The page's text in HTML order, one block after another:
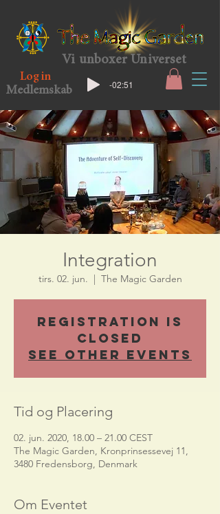
Vi unboxer Universet
Log in
Medlemskab
-02:51
Integration
tirs. 02. jun.
  |
The Magic Garden
Registration is
Closed
See other events
Tid og Placering
02. jun. 2020, 18.00 – 21.00 CEST
The Magic Garden, Kronprinsessevej 11,
3480 Fredensborg, Denmark
Om Eventet